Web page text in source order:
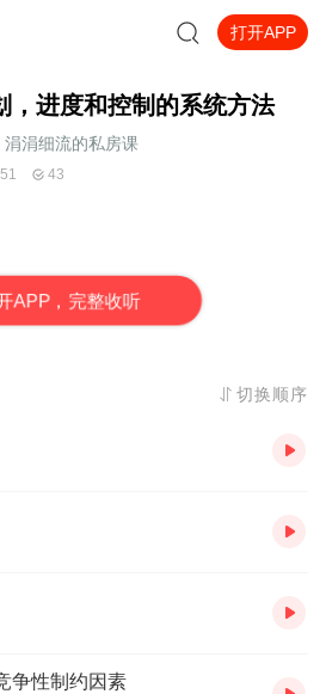
打开APP
，进度和控制的系统方法
涓涓细流的私房课
43
APP，完整收听
切换顺序
争性制约因素